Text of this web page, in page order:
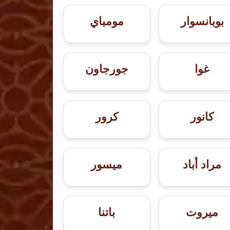
بوبانسوار مومباي
غوا جورجاون
كانور كرور
مراد أباد ميسور
ميروت باتنا